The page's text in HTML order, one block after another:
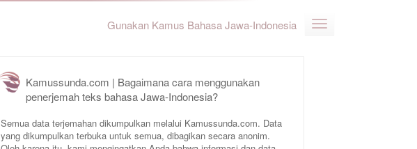
Gunakan Kamus Bahasa Jawa-Indonesia
Kamussunda.com | Bagaimana cara menggunakan
penerjemah teks bahasa Jawa-Indonesia?
Semua data terjemahan dikumpulkan melalui Kamussunda.com. Data
yang dikumpulkan terbuka untuk semua, dibagikan secara anonim.